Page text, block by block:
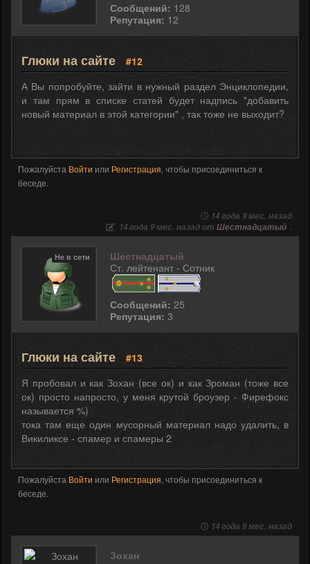
Сообщений: 128
Репутация: 12
Глюки на сайте
#12
А Вы попробуйте, зайти в нужный раздел Энциклопедии,
и там прям в списке статей будет надпись "добавить
новый материал в этой категории" , так тоже не выходит?
Пожалуйста Войти или Регистрация, чтобы присоединиться к
беседе.
14 года 9 мес. назад
14 года 9 мес. назад от Шестнадцатый .
Не в сети
Шестнадцатый
Ст. лейтенант - Сотник
Сообщений: 25
Репутация: 3
Глюки на сайте
#13
Я пробовал и как Зохан (все ок) и как Зроман (тоже все
ок) просто напросто, у меня крутой броузер - Фирефокс
называется %)
тока там еще один мусорный материал надо удалить, в
Викиликсе - спамер и спамеры 2
Пожалуйста Войти или Регистрация, чтобы присоединиться к
беседе.
14 года 9 мес. назад
Зохан